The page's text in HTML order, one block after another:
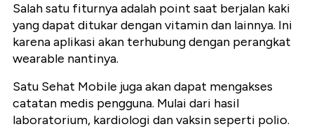
Salah satu fiturnya adalah point saat berjalan kaki
yang dapat ditukar dengan vitamin dan lainnya. Ini
karena aplikasi akan terhubung dengan perangkat
wearable nantinya.
Satu Sehat Mobile juga akan dapat mengakses
catatan medis pengguna. Mulai dari hasil
laboratorium, kardiologi dan vaksin seperti polio.